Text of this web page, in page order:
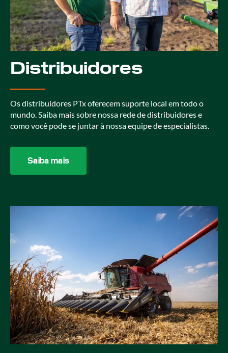
Distribuidores
Os distribuidores PTx oferecem suporte local em todo o
mundo. Saiba mais sobre nossa rede de distribuidores e
como você pode se juntar à nossa equipe de especialistas.
Saiba mais